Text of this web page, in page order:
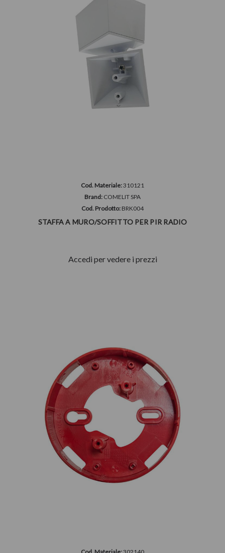
Cod. Materiale:310121
Brand: COMELIT SPA
Cod. Prodotto: BRK004
STAFFA A MURO/SOFFITTO PER PIR RADIO
Accedi per vedere i prezzi